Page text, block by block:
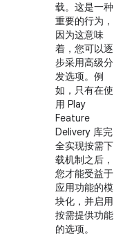
载。这是一种
重要的行为，
因为这意味
着，您可以逐
步采用高级分
发选项。例
如，只有在使
用 Play
Feature
Delivery 库完
全实现按需下
载机制之后，
您才能受益于
应用功能的模
块化，并启用
按需提供功能
的选项。